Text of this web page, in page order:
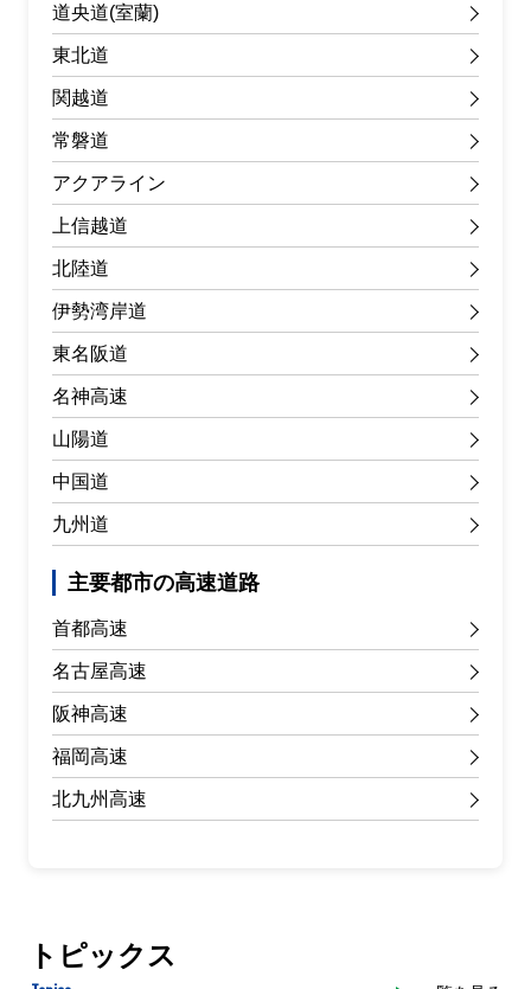
道央道(室蘭)
東北道
関越道
常磐道
アクアライン
上信越道
北陸道
伊勢湾岸道
東名阪道
名神高速
山陽道
中国道
九州道
主要都市の高速道路
首都高速
名古屋高速
阪神高速
福岡高速
北九州高速
トピックス